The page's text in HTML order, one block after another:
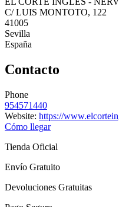
C/ LUIS MONTOTO, 122
41005
Sevilla
España
Contacto
Phone
954571440
Website: https://
Cómo llegar
Tienda Oficial
Envío Gratuito
Devoluciones Gratuitas